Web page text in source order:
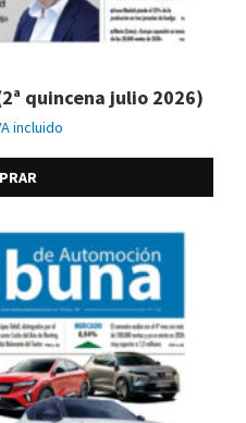
quincena julio 2026)
incluido